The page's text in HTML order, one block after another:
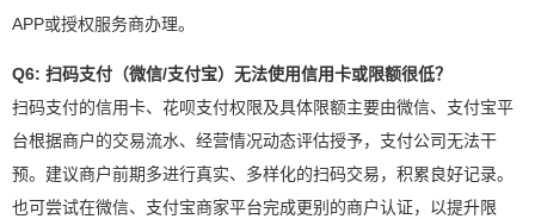
APP或授权服务商办理。
Q6: 扫码支付（微信/支付宝）无法使用信用卡或限额很低？
扫码支付的信用卡、花呗支付权限及具体限额主要由微信、支付宝平
台根据商户的交易流水、经营情况动态评估授予，支付公司无法干
预。建议商户前期多进行真实、多样化的扫码交易，积累良好记录。
也可尝试在微信、支付宝商家平台完成更别的商户认证，以提升限